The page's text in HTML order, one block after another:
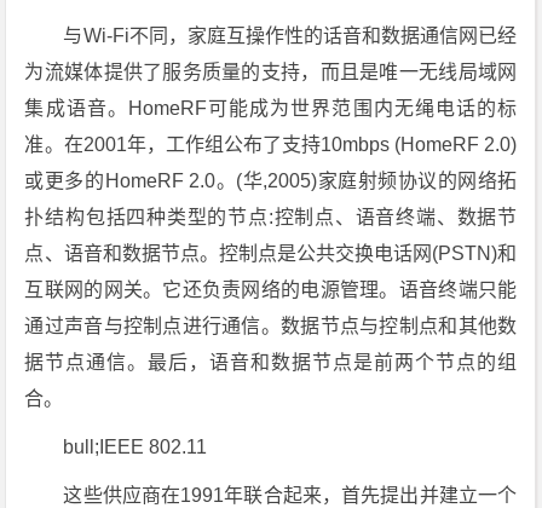
与Wi-Fi不同，家庭互操作性的话音和数据通信网已经
为流媒体提供了服务质量的支持，而且是唯一无线局域网
集成语音。HomeRF可能成为世界范围内无绳电话的标
准。在2001年，工作组公布了支持10mbps (HomeRF 2.0)
或更多的HomeRF 2.0。(华,2005)家庭射频协议的网络拓
扑结构包括四种类型的节点:控制点、语音终端、数据节
点、语音和数据节点。控制点是公共交换电话网(PSTN)和
互联网的网关。它还负责网络的电源管理。语音终端只能
通过声音与控制点进行通信。数据节点与控制点和其他数
据节点通信。最后，语音和数据节点是前两个节点的组
合。
bull;IEEE 802.11
这些供应商在1991年联合起来，首先提出并建立一个